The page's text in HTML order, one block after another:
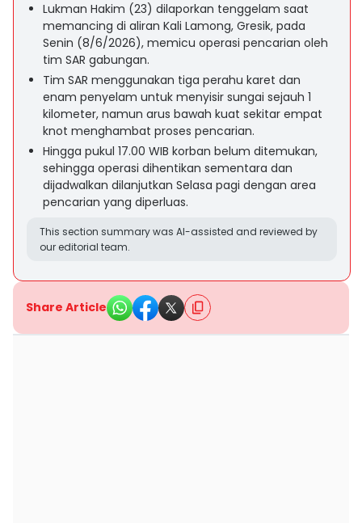
Lukman Hakim (23) dilaporkan tenggelam saat
memancing di aliran Kali Lamong, Gresik, pada
Senin (8/6/2026), memicu operasi pencarian oleh
tim SAR gabungan.
Tim SAR menggunakan tiga perahu karet dan
enam penyelam untuk menyisir sungai sejauh 1
kilometer, namun arus bawah kuat sekitar empat
knot menghambat proses pencarian.
Hingga pukul 17.00 WIB korban belum ditemukan,
sehingga operasi dihentikan sementara dan
dijadwalkan dilanjutkan Selasa pagi dengan area
pencarian yang diperluas.
This section summary was AI-assisted and reviewed by
our editorial team.
Share Article